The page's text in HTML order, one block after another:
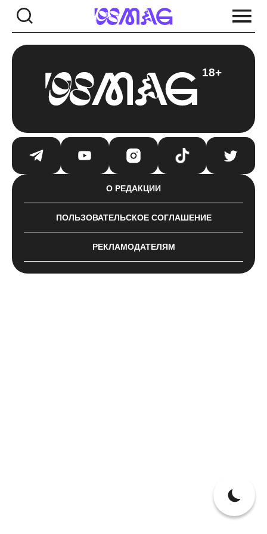
18+
О РЕДАКЦИИ
ПОЛЬЗОВАТЕЛЬСКОЕ СОГЛАШЕНИЕ
РЕКЛАМОДАТЕЛЯМ